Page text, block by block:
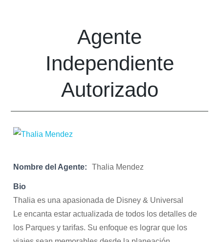
Agente
Independiente
Autorizado
Nombre del Agente: Thalia Mendez
Bio
Thalia es una apasionada de Disney & Universal
Le encanta estar actualizada de todos los detalles de
los Parques y tarifas. Su enfoque es lograr que los